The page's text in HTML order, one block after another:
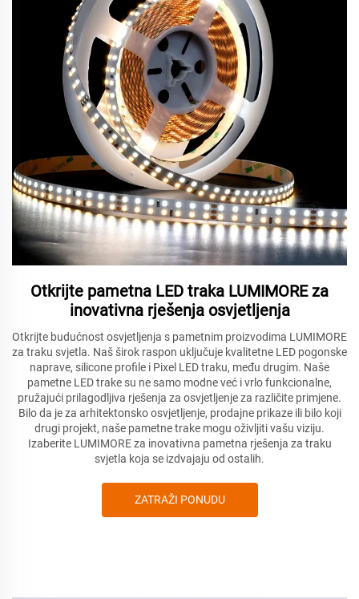
Otkrijte pametna LED traka LUMIMORE za
inovativna rješenja osvjetljenja
Otkrijte budućnost osvjetljenja s pametnim proizvodima LUMIMORE
za traku svjetla. Naš širok raspon uključuje kvalitetne LED pogonske
naprave, silicone profile i Pixel LED traku, među drugim. Naše
pametne LED trake su ne samo modne već i vrlo funkcionalne,
pružajući prilagodljiva rješenja za osvjetljenje za različite primjene.
Bilo da je za arhitektonsko osvjetljenje, prodajne prikaze ili bilo koji
drugi projekt, naše pametne trake mogu oživljiti vašu viziju.
Izaberite LUMIMORE za inovativna pametna rješenja za traku
svjetla koja se izdvajaju od ostalih.
ZATRAŽI PONUDU